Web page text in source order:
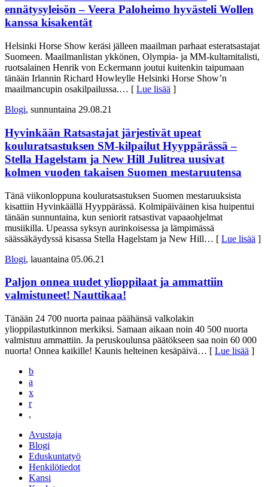
ennätysyleisön – Veera Paloheimo hyvästeli Wollen
kanssa kisakentät
Helsinki Horse Show keräsi jälleen maailman parhaat esteratsastajat
Suomeen. Maailmanlistan ykkönen, Olympia- ja MM-kultamitalisti,
ruotsalainen Henrik von Eckermann joutui kuitenkin taipumaan
tänään Irlannin Richard Howleylle Helsinki Horse Show’n
maailmancupin osakilpailussa.… [ Lue lisää ]
Blogi, sunnuntaina 29.08.21
Hyvinkään Ratsastajat järjestivät upeat
kouluratsastuksen SM-kilpailut Hyyppärässä –
Stella Hagelstam ja New Hill Julitrea uusivat
kolmen vuoden takaisen Suomen mestaruutensa
Tänä viikonloppuna kouluratsastuksen Suomen mestaruuksista
kisattiin Hyvinkäällä Hyyppärässä. Kolmipäiväinen kisa huipentui
tänään sunnuntaina, kun seniorit ratsastivat vapaaohjelmat
musiikilla. Upeassa syksyn aurinkoisessa ja lämpimässä
säässäkäydyssä kisassa Stella Hagelstam ja New Hill… [ Lue lisää ]
Blogi, lauantaina 05.06.21
Paljon onnea uudet ylioppilaat ja ammattiin
valmistuneet! Nauttikaa!
Tänään 24 700 nuorta painaa päähänsä valkolakin
ylioppilastutkinnon merkiksi. Samaan aikaan noin 40 500 nuorta
valmistuu ammattiin. Ja peruskoulunsa päätökseen saa noin 60 000
nuorta! Onnea kaikille! Kaunis helteinen kesäpäivä… [ Lue lisää ]
b
a
x
r
,
Avustaja
Blogi
Eduskuntatyö
Henkilötiedot
Kansi